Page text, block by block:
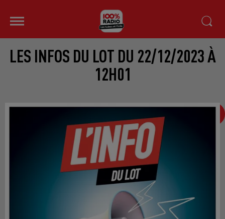
LES INFOS DU LOT DU 22/12/2023 À
12H01